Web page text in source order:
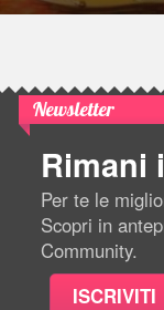
Newsletter
Rimani
Per te le
Scopri in
Community.
ISCRIVITI